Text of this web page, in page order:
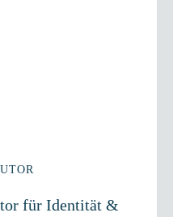
für Identität &